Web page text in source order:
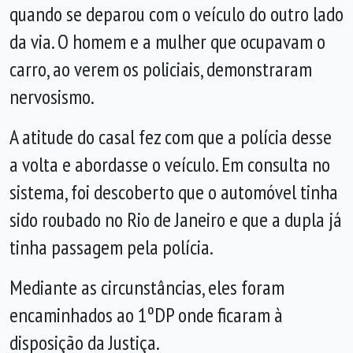
quando se deparou com o veículo do outro lado
da via. O homem e a mulher que ocupavam o
carro, ao verem os policiais, demonstraram
nervosismo.
A atitude do casal fez com que a polícia desse
a volta e abordasse o veículo. Em consulta no
sistema, foi descoberto que o automóvel tinha
sido roubado no Rio de Janeiro e que a dupla já
tinha passagem pela polícia.
Mediante as circunstâncias, eles foram
encaminhados ao 1ºDP onde ficaram à
disposição da Justiça.